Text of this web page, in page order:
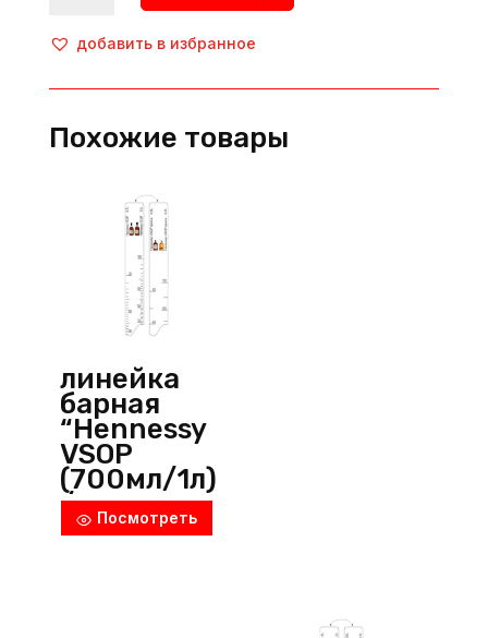
50
металл,
Китай
добавить в избранное
Похожие товары
линейка
барная
“Hennessy
VSOP
(700мл/1л)
/ Hennessy
VSOP фляга
Посмотреть